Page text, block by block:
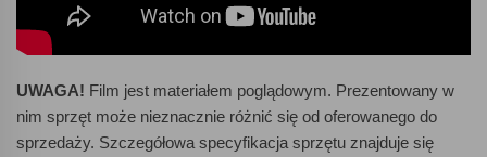
UWAGA! Film jest materiałem poglądowym. Prezentowany w
nim sprzęt może nieznacznie różnić się od oferowanego do
sprzedaży. Szczegółowa specyfikacja sprzętu znajduje się